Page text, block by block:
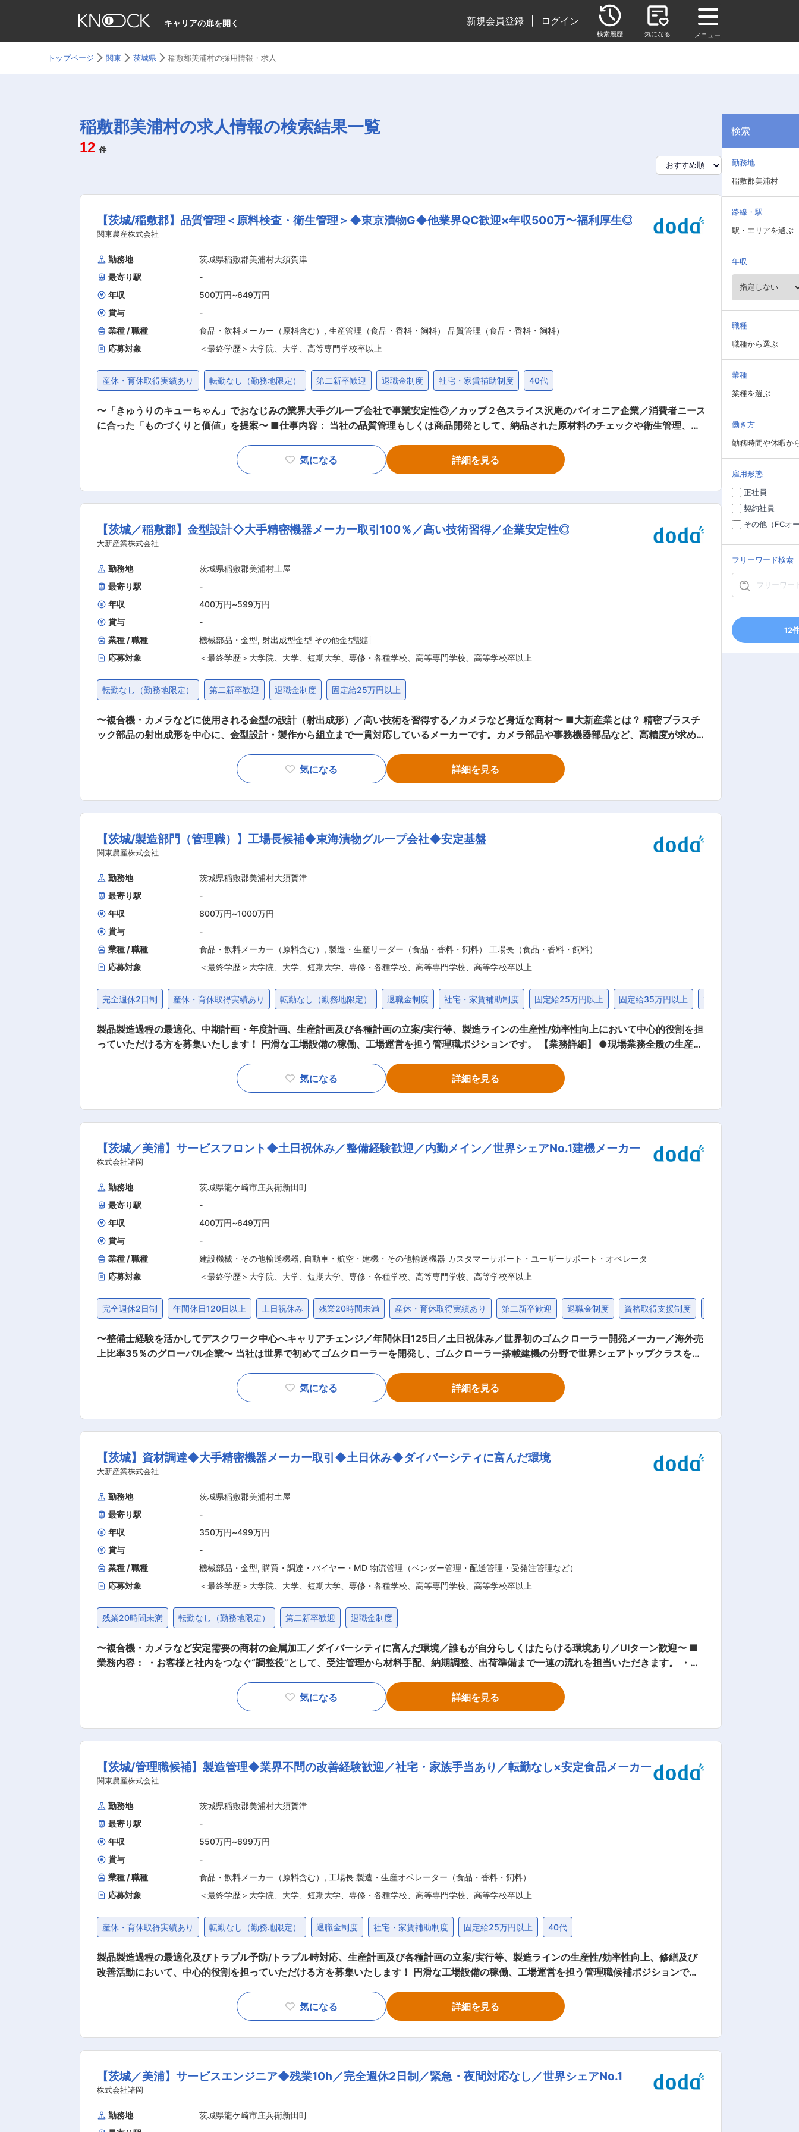
キャリアの扉を開く 新規会員登録 ログイン
検索履歴 気になる メニュー
トップページ 関東 茨城県 稲敷郡美浦村の採用情報・求人
稲敷郡美浦村の求人情報の検索結果一覧
12 件
【茨城/稲敷郡】品質管理＜原料検査・衛生管理＞◆東京漬物G◆他業界QC歓迎×年収500万〜福利厚生◎
関東農産株式会社
勤務地
茨城県稲敷郡美浦村大須賀津
最寄り駅
-
年収
500万円~649万円
賞与
-
業種 / 職種
食品・飲料メーカー（原料含む） , 生産管理（食品・香料・飼料） 品質管理（食品・香料・飼料）
応募対象
＜最終学歴＞大学院、大学、高等専門学校卒以上
産休・育休取得実績あり 転勤なし（勤務地限定） 第二新卒歓迎 退職金制度 社宅・家賃補助制度 40代
〜「きゅうりのキューちゃん」でおなじみの業界大手グループ会社で事業安定性◎／カップ２色スライス沢庵のパイオニア企業／消費者ニーズ
に合った「ものづくりと価値」を提案〜 ■仕事内容： 当社の品質管理もしくは商品開発として、納品された原材料のチェックや衛生管理、既
た原材料のチェック ・試験日数の確認 ・ライン作業の巡回 ・課題改善の考案 ・衛生管理 ＜商品開発＞ ・商品コンセプトの作成 ・レシピ開発
・資材、包材の検討 ・生産現場への落とし込み ※上記の他にも既存商品のリニューアルにも携わっていただきます。 ■モデル年収： ・主任／
高の状態で工場に運び、衛生管理のゆき届いた生産ラインの中で製造しています。 変更の範囲：会社の定める業務
気になる 詳細を見る
【茨城／稲敷郡】金型設計◇大手精密機器メーカー取引100％／高い技術習得／企業安定性◎
大新産業株式会社
勤務地
茨城県稲敷郡美浦村土屋
最寄り駅
-
年収
400万円~599万円
賞与
-
業種 / 職種
機械部品・金型, 射出成型金型 その他金型設計
応募対象
＜最終学歴＞大学院、大学、短期大学、専修・各種学校、高等専門学校、高等学校卒以上
転勤なし（勤務地限定） 第二新卒歓迎 退職金制度 固定給25万円以上
〜複合機・カメラなどに使用される金型の設計（射出成形）／高い技術を習得する／カメラなど身近な商材〜 ■大新産業とは？ 精密プラスチ
ック部品の射出成形を中心に、金型設計・製作から組立まで一貫対応しているメーカーです。カメラ部品や事務機器部品など、高精度が求め
応し、全国7拠点の生産体制で短納期・高品質を実現。長年培った技術力と一貫生産体制を取っています。 ■業務内容： プラスチック製品の
「金型設計」のポジションを募集します。 ＜手掛ける製品について＞ カメラやOA機器、医療機器などの、大手精密機器メーカーを中心とし
きるように形状を考えて、提案します。 ◇設計スタート 打ち合わせを通して形状が決まったら、金型の線を引いたり、組み立て図を作りま
す。 ◇企業に提出〜ブラッシュアップ 設計が完了したら、企業に提出をして確認を行ないます。フィードバックをもらいながら調整を実施。
了するまでは2〜3ヶ月ほど。慣れてきたら並行していくつかの案件をお任せしますが、最初は1つの案件に集中して取り組んでいきます。 ＼
以下のような方、歓迎します！／ □安定性のある会社で、腰を据えて働きたい □身近な商品に関わる仕事に惹かれる 変更の範囲：会社の定め
る業務
気になる 詳細を見る
【茨城/製造部門（管理職）】工場長候補◆東海漬物グループ会社◆安定基盤
関東農産株式会社
勤務地
茨城県稲敷郡美浦村大須賀津
最寄り駅
-
年収
800万円~1000万円
賞与
-
業種 / 職種
食品・飲料メーカー（原料含む） , 製造・生産リーダー（食品・香料・飼料） 工場長（食品・香料・飼料）
応募対象
＜最終学歴＞大学院、大学、短期大学、専修・各種学校、高等専門学校、高等学校卒以上
完全週休2日制 産休・育休取得実績あり 転勤なし（勤務地限定） 退職金制度 社宅・家賃補助制度 固定給25万円以上 固定給35万円以上 管理職・マネジャー
製品製造過程の最適化、中期計画・年度計画、生産計画及び各種計画の立案/実行等、製造ラインの生産性/効率性向上において中心的役割を担
っていただける方を募集いたします！ 円滑な工場設備の稼働、工場運営を担う管理職ポジションです。 【業務詳細】 ●現場業務全般の生産
ながら消費者ニーズに合った「ものづくりと価値」を提案し続けています。 ■東北から九州まで、大根の育成に適した自然環境の中にある農
安心な製品づくりを通じて、健康で幸せな食文化に支えられた社会の発展に貢献します。 ◆当社は「きゅうりのキューちゃん」でおなじみの
東海漬物グループ会社です。カットスライス製品をメインに、時代に左右されない商品を扱っており、財務基盤も安定、売上利益も前期比で
変更の範囲：会社の定める業務
気になる 詳細を見る
【茨城／美浦】サービスフロント◆土日祝休み／整備経験歓迎／内勤メイン／世界シェアNo.1建機メーカー
株式会社諸岡
勤務地
茨城県龍ケ崎市庄兵衛新田町
最寄り駅
-
年収
400万円~649万円
賞与
-
業種 / 職種
建設機械・その他輸送機器, 自動車・航空・建機・その他輸送機器 カスタマーサポート・ユーザーサポート・オペレータ
応募対象
＜最終学歴＞大学院、大学、短期大学、専修・各種学校、高等専門学校、高等学校卒以上
完全週休2日制 年間休日120日以上 土日祝休み 残業20時間未満 産休・育休取得実績あり 第二新卒歓迎 退職金制度 資格取得支援制度
〜整備士経験を活かしてデスクワーク中心へキャリアチェンジ／年間休日125日／土日祝休み／世界初のゴムクローラー開発メーカー／海外売
上比率35％のグローバル企業〜 当社は世界で初めてゴムクローラーを開発し、ゴムクローラー搭載建機の分野で世界シェアトップクラスを誇
農業機械・林業機械などのアフターサービス窓口として、お客様と整備担当者をつなぐサービスフロント業務を担当いただきます。 ■具体的
な業務内容： 工具を使用した作業はなく、これまでの整備知識を活かしながら、お客様対応や進行管理を中心に活躍いただくポジションで
上に貢献できる ◎将来的にはリーダーや拠点責任者などマネジメントポジションも目指せる ■キャリアパス： サービスフロントとして経験を
積んだ後は、チームリーダー、拠点責任者、アフターサービス部門責任者などへステップアップ可能です。今後の事業拡大や組織強化に伴
・育休復帰率100% ・住宅手当、家族手当あり ■当社について： 創業以来「現場で本当に使える機械」を追求し続け、建設・林業・農業・災
害復旧など社会インフラを支える特殊車両を世界中へ提供しています。近年は農業機械分野への投資も進めており、将来的な事業成長が期待
されるフェーズにあります。 変更の範囲：会社の定める業務
気になる 詳細を見る
【茨城】資材調達◆大手精密機器メーカー取引◆土日休み◆ダイバーシティに富んだ環境
大新産業株式会社
勤務地
茨城県稲敷郡美浦村土屋
最寄り駅
-
年収
350万円~499万円
賞与
-
業種 / 職種
機械部品・金型, 購買・調達・バイヤー・MD 物流管理（ベンダー管理・配送管理・受発注管理など）
応募対象
＜最終学歴＞大学院、大学、短期大学、専修・各種学校、高等専門学校、高等学校卒以上
残業20時間未満 転勤なし（勤務地限定） 第二新卒歓迎 退職金制度
〜複合機・カメラなど安定需要の商材の金属加工／ダイバーシティに富んだ環境／誰もが自分らしくはたらける環境あり／UIターン歓迎〜 ■
業務内容： ・お客様と社内をつなぐ“調整役”として、受注管理から材料手配、納期調整、出荷準備まで一連の流れを担当いただきます。 ・製
質・物流など各部署への情報展開） ・材料の発注・購買業務（生産に必要な材料を協力メーカー、材料商社、副資材メーカーへ発注） ・納入
日の確認・調整 ・出荷準備・納品手配（完成品の出荷準備、納品書の作成、物流手配などの出荷業務） ・営業業務（見積作成、価格交渉、受
大新産業株式会社は1964年の創業以来、プラスチックの成形加工一筋に取り組んできました。 ・2011年には、難易度の高いカメラや事務機
部品の金型で高い技術力をもつ企業を100％子会社化し、金型の設計製作からサブユニットの組み立てまでの一貫生産体制を整えました。 ・
務
気になる 詳細を見る
【茨城/管理職候補】製造管理◆業界不問の改善経験歓迎／社宅・家族手当あり／転勤なし×安定食品メーカー
関東農産株式会社
勤務地
茨城県稲敷郡美浦村大須賀津
最寄り駅
-
年収
550万円~699万円
賞与
-
業種 / 職種
食品・飲料メーカー（原料含む） , 工場長 製造・生産オペレーター（食品・香料・飼料）
応募対象
＜最終学歴＞大学院、大学、短期大学、専修・各種学校、高等専門学校、高等学校卒以上
産休・育休取得実績あり 転勤なし（勤務地限定） 退職金制度 社宅・家賃補助制度 固定給25万円以上 40代
製品製造過程の最適化及びトラブル予防/トラブル時対応、生産計画及び各種計画の立案/実行等、製造ラインの生産性/効率性向上、修繕及び
改善活動において、中心的役割を担っていただける方を募集いたします！ 円滑な工場設備の稼働、工場運営を担う管理職候補ポジションで
A） ●生産計画や投資計画、各種計画の立案及び実行 ●現場社員のフォローアップ、工場運営の管理全般 【当社について】 ■当社はカップ2
色スライス沢庵のパイオニア企業として、開発当初から現在に至るまで、常に創意工夫しながら消費者ニーズに合った「ものづくりと価値」
を食卓にお届けしてまいります。「食」に携わる企業として、美味しさを追求し、安全・安心な製品づくりを通じて、健康で幸せな食文化に
気になる 詳細を見る
【茨城／美浦】サービスエンジニア◆残業10h／完全週休2日制／緊急・夜間対応なし／世界シェアNo.1
株式会社諸岡
勤務地
茨城県龍ケ崎市庄兵衛新田町
検索
勤務地
稲敷郡美浦村
路線・駅
駅・エリアを選ぶ
年収
職種
職種から選ぶ
業種
業種を選ぶ
働き方
勤務時間や休暇か
雇用形態
正社員
契約社員
その他（FCオ
フリーワード検索
12